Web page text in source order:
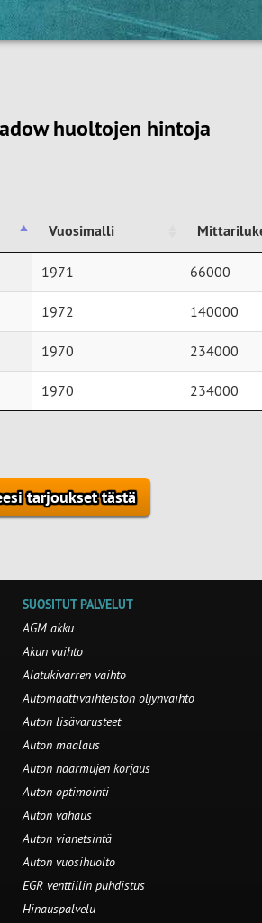
huoltojen hintoja
Vuosimalli
Vuosimalli
1971 66000
1972 140000
1970 234000
1970 234000
tarjoukset tästä
SUOSITUT PALVELUT
AGM akku
Akun vaihto
Alatukivarren vaihto
Automaattivaihteiston öljynvaihto
Auton lisävarusteet
Auton maalaus
Auton naarmujen korjaus
Auton optimointi
Auton vahaus
Auton vianetsintä
Auton vuosihuolto
EGR venttiilin puhdistus
Hinauspalvelu